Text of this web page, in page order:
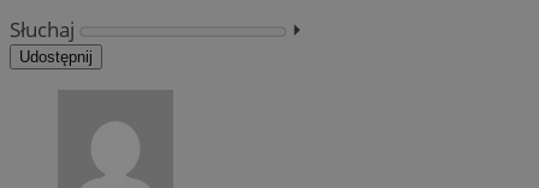
Słuchaj
⏵︎
Udostępnij